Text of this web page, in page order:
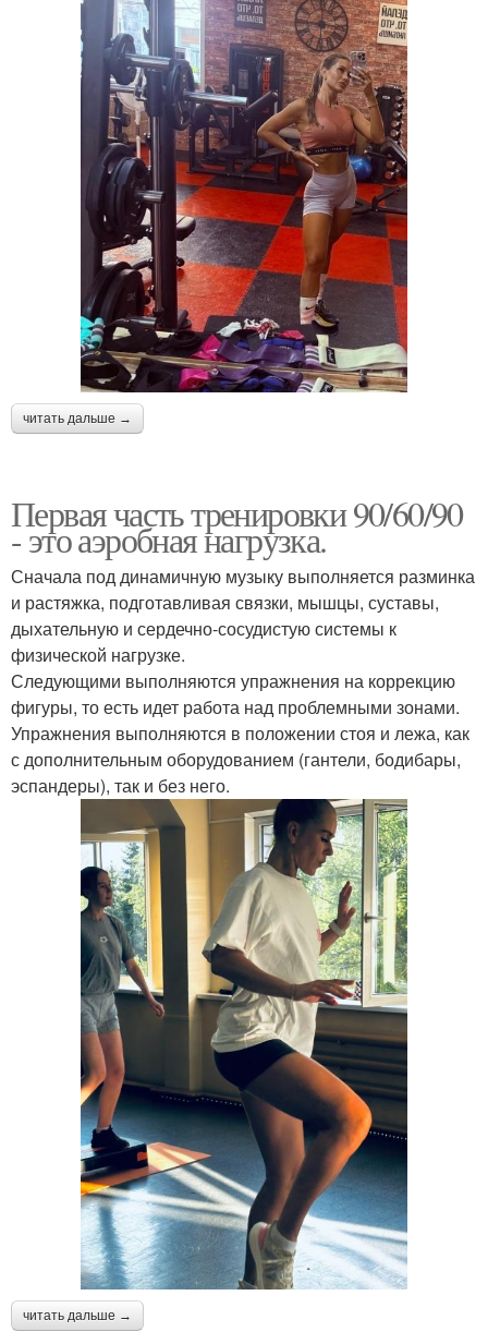
читать дальше →
Первая часть тренировки 90/60/90
- это аэробная нагрузка.
Сначала под динамичную музыку выполняется разминка
и растяжка, подготавливая связки, мышцы, суставы,
дыхательную и сердечно-сосудистую системы к
физической нагрузке.
Следующими выполняются упражнения на коррекцию
фигуры, то есть идет работа над проблемными зонами.
Упражнения выполняются в положении стоя и лежа, как
с дополнительным оборудованием (гантели, бодибары,
эспандеры), так и без него.
читать дальше →